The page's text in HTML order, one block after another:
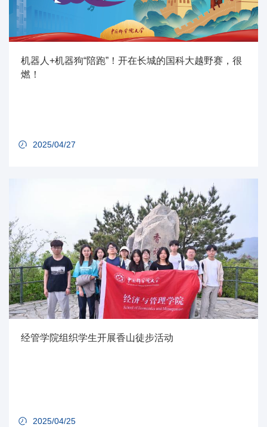
机器人+机器狗“陪跑”！开在长城的国科大越野赛，很
燃！
2025/04/27
经管学院组织学生开展香山徒步活动
2025/04/25